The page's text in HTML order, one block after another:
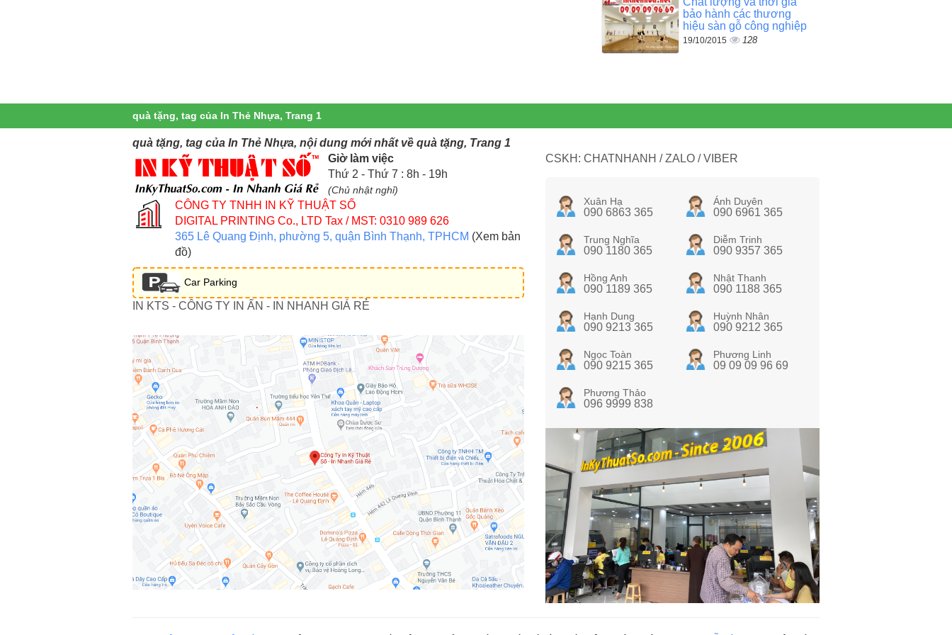
bảo hành các thương
hiệu sàn gỗ công nghiệp
19/10/2015 128
quà tặng, tag của In Thẻ Nhựa, Trang 1
quà tặng, tag của In Thẻ Nhựa, nội dung mới nhất về quà tặng, Trang 1
Giờ làm việc
Thứ 2 - Thứ 7 : 8h - 19h
(Chủ nhật nghỉ)
CÔNG TY TNHH IN KỸ THUẬT SỐ
DIGITAL PRINTING Co., LTD Tax / MST: 0310 989 626
365 Lê Quang Định, phường 5, quận Bình Thạnh, TPHCM (Xem bản
đồ)
Car Parking
IN KTS - CÔNG TY IN ẤN - IN NHANH GIÁ RẺ
CSKH: CHATNHANH / ZALO / VIBER
Xuân Hạ
090 6863 365
Ánh Duyên
090 6961 365
Trung Nghĩa
090 1180 365
Diễm Trinh
090 9357 365
Hồng Anh
090 1189 365
Nhật Thanh
090 1188 365
Hạnh Dung
090 9213 365
Huỳnh Nhân
090 9212 365
Ngọc Toàn
090 9215 365
Phương Linh
09 09 09 96 69
Phương Thảo
096 9999 838